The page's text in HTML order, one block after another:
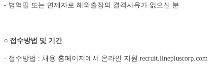
- 병역필 또는 면제자로 해외출장의 결격사유가 없으신 분
○ 접수방법 및 기간
- 접수방법 : 채용 홈페이지에서 온라인 지원 recruit.linepluscorp.com